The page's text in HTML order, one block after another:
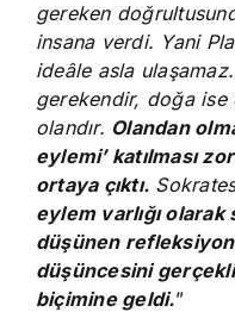
gereken
insana verdi. Yani
ideâle asla
gerekendir, doğa ise
olandır. Olandan
eylemi’ katılması
ortaya çıktı.
eylem varlığı
düşünen
düşüncesini
biçimine geldi.”